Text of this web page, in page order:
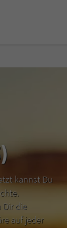
kannst Du
die
auf jeder